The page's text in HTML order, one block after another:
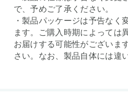
で、予めご了承ください。
・製品パッケージは予告なく
ます。ご購入時期によっては
お届けする可能性がございま
さい。なお、製品自体には違